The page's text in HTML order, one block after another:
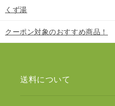
くず湯
クーポン対象のおすすめ商品！
送料について